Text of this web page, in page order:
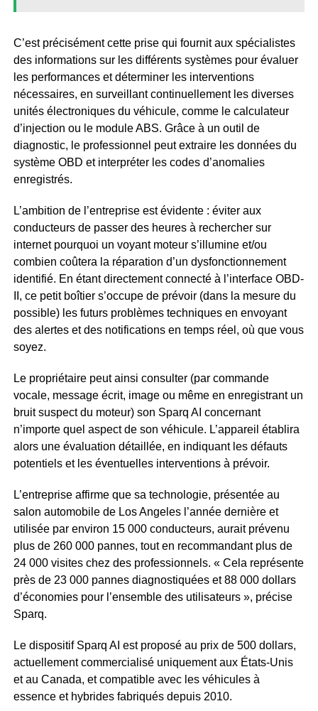
C’est précisément cette prise qui fournit aux spécialistes
des informations sur les différents systèmes pour évaluer
les performances et déterminer les interventions
nécessaires, en surveillant continuellement les diverses
unités électroniques du véhicule, comme le calculateur
d’injection ou le module ABS. Grâce à un outil de
diagnostic, le professionnel peut extraire les données du
système OBD et interpréter les codes d’anomalies
enregistrés.
L’ambition de l’entreprise est évidente : éviter aux
conducteurs de passer des heures à rechercher sur
internet pourquoi un voyant moteur s’illumine et/ou
combien coûtera la réparation d’un dysfonctionnement
identifié. En étant directement connecté à l’interface OBD-
II, ce petit boîtier s’occupe de prévoir (dans la mesure du
possible) les futurs problèmes techniques en envoyant
des alertes et des notifications en temps réel, où que vous
soyez.
Le propriétaire peut ainsi consulter (par commande
vocale, message écrit, image ou même en enregistrant un
bruit suspect du moteur) son Sparq AI concernant
n’importe quel aspect de son véhicule. L’appareil établira
alors une évaluation détaillée, en indiquant les défauts
potentiels et les éventuelles interventions à prévoir.
L’entreprise affirme que sa technologie, présentée au
salon automobile de Los Angeles l’année dernière et
utilisée par environ 15 000 conducteurs, aurait prévenu
plus de 260 000 pannes, tout en recommandant plus de
24 000 visites chez des professionnels. « Cela représente
près de 23 000 pannes diagnostiquées et 88 000 dollars
d’économies pour l’ensemble des utilisateurs », précise
Sparq.
Le dispositif Sparq AI est proposé au prix de 500 dollars,
actuellement commercialisé uniquement aux États-Unis
et au Canada, et compatible avec les véhicules à
essence et hybrides fabriqués depuis 2010.